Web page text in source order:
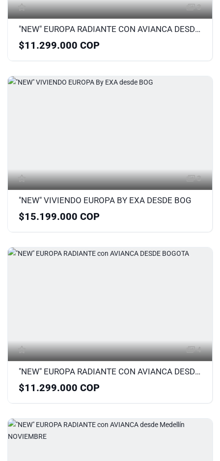
3
"NEW" EUROPA RADIANTE CON AVIANCA DESDE BOGOTA MARZO A JULIO 2027
$11.299.000 COP
3
"NEW" VIVIENDO EUROPA BY EXA DESDE BOG
$15.199.000 COP
4
"NEW" EUROPA RADIANTE CON AVIANCA DESDE BOGOTA
$11.299.000 COP